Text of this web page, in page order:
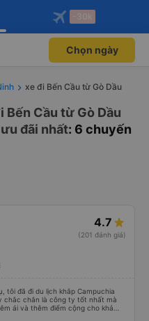
độc
Mở app
máy bay qua
Mở app
-30k
Chọn ngày
xe đi Bến Cầu từ Gò Dầu
Bến Cầu từ Gò Dầu
đãi nhất: 6 chuyến
4.7
(201 đánh giá)
tôi đã đi du lịch khắp Campuchia
chắc chắn là công ty tốt nhất mà
ái và thêm điểm cộng cho khả
xảy ra ở biên giới, với hộ